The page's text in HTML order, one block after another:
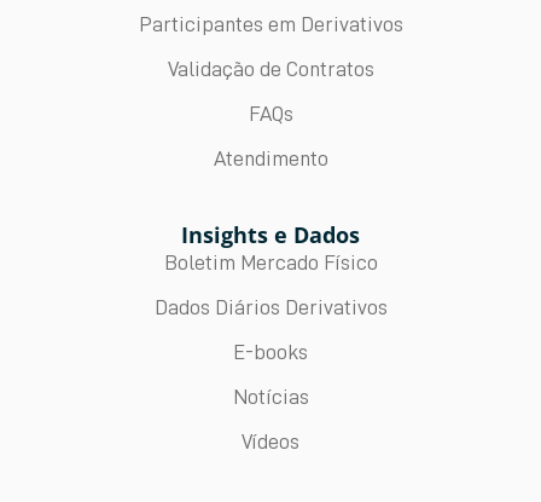
Participantes em Derivativos
Validação de Contratos
FAQs
Atendimento
Insights e Dados
Boletim Mercado Físico
Dados Diários Derivativos
E-books
Notícias
Vídeos